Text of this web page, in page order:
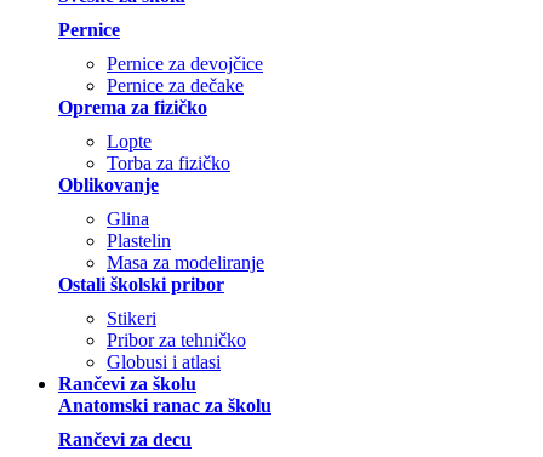
Pernice
Pernice za devojčice
Pernice za dečake
Oprema za fizičko
Lopte
Torba za fizičko
Oblikovanje
Glina
Plastelin
Masa za modeliranje
Ostali školski pribor
Stikeri
Pribor za tehničko
Globusi i atlasi
Rančevi za školu
Anatomski ranac za školu
Rančevi za decu